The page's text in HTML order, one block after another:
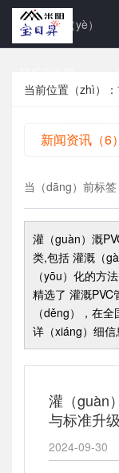
网站首页（yè）
当前位置（zhì）：
新闻资讯（6）
当（dāng）前标签
灌（guàn）溉
类,包括 灌溉（
（yōu）化的方
精选了 灌溉PVC
（děng），在
详（xiáng）细
灌（guàn
与标准升
2024-09-30